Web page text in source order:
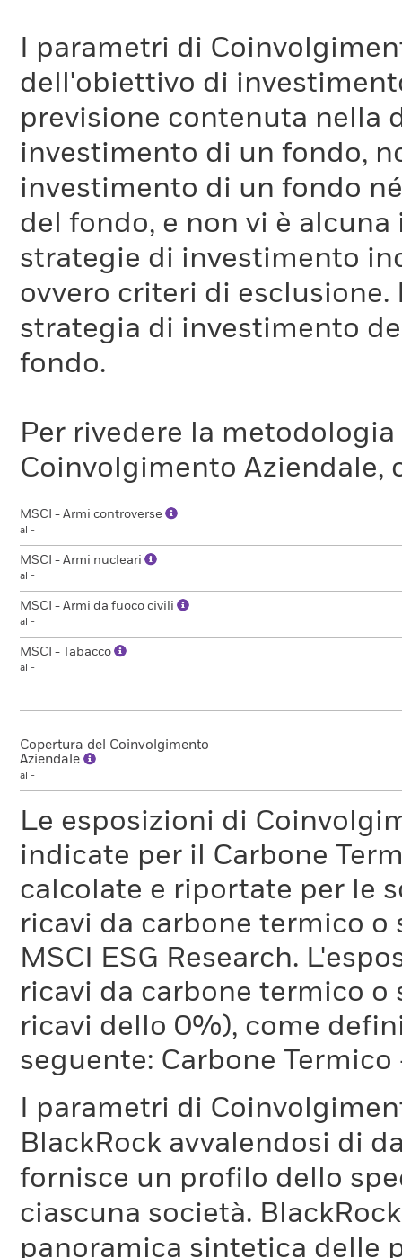
I parametri di
dell'obiettivo di
previsione contenuta nella
investimento di un fondo,
investimento di un fondo
del fondo, e non vi è
strategie di investimento
ovvero criteri di
strategia di investimento
fondo.
Per rivedere la
Coinvolgimento Aziendale,
MSCI - Armi controverse
al -
MSCI - Armi nucleari
al -
MSCI - Armi da fuoco civili
al -
MSCI - Tabacco
al -
Copertura del Coinvolgimento
Aziendale
al -
Le esposizioni di
indicate per il Carbone
calcolate e riportate per le
ricavi da carbone termico
MSCI ESG Research.
ricavi da carbone termico
ricavi dello 0%), come
seguente: Carbone
I parametri di
BlackRock avvalendosi di
fornisce un profilo dello
ciascuna società.
panoramica sintetica delle